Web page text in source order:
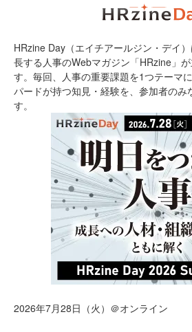
HRzine Day（エイチアールジン・デイ
長する人事のWebマガジン「HRzine」
す。毎回、人事の重要課題を1つテーマ
パードが持つ知見・経験を、参加者のみ
す。
2026年7月28日（火）＠オンライン